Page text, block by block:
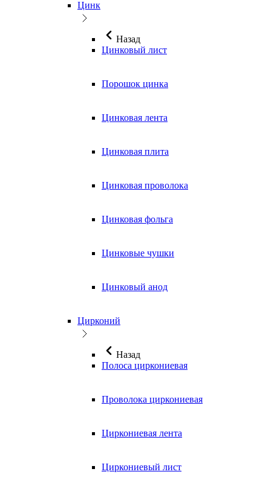
Цинк
Назад
Цинковый лист
Порошок цинка
Цинковая лента
Цинковая плита
Цинковая проволока
Цинковая фольга
Цинковые чушки
Цинковый анод
Цирконий
Назад
Полоса циркониевая
Проволока циркониевая
Циркониевая лента
Циркониевый лист